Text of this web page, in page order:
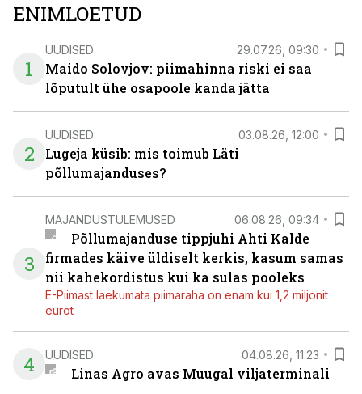
ENIMLOETUD
1
UUDISED 29.07.26, 09:30
Maido Solovjov: piimahinna riski ei saa
lõputult ühe osapoole kanda jätta
2
UUDISED 03.08.26, 12:00
Lugeja küsib: mis toimub Läti
põllumajanduses?
3
MAJANDUSTULEMUSED 06.08.26, 09:34
Põllumajanduse tippjuhi Ahti Kalde
firmades käive üldiselt kerkis, kasum samas
nii kahekordistus kui ka sulas pooleks
E-Piimast laekumata piimaraha on enam kui 1,2 miljonit
eurot
4 UUDISED 04.08.26, 11:23
Linas Agro avas Muugal viljaterminali